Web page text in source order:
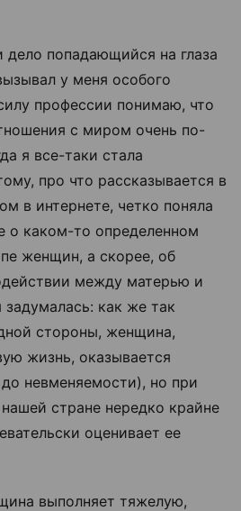
дело попадающийся на глаза
у меня особого
профессии понимаю, что
с миром очень по-
я все-таки стала
про что рассказывается в
в интернете, четко поняла
о каком-то определенном
женщин, а скорее, об
между матерью и
как же так
стороны, женщина,
жизнь, оказывается
невменяемости), но при
стране нередко крайне
оценивает ее
выполняет тяжелую,